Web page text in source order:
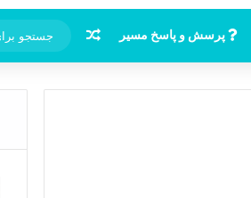
پرسش و پاسخ مسیر نوشته تصادفی